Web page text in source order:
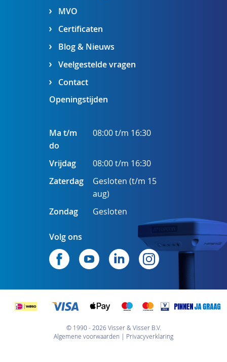
MVO
Certificaten
Blog & Nieuws
Veelgestelde vragen
Contact
Openingstijden
Ma t/m
do
08:00 t/m 16:30
Vrijdag
08:00 t/m 16:30
Zaterdag
Gesloten (t/m 15
aug)
Zondag
Gesloten
Volg ons
© 1990 - 2026 Visser & Visser B.V.
Algemene voorwaarden
Privacyverklaring